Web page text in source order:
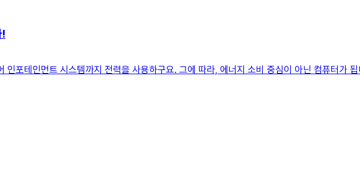
포테인먼트 시스템까지 전력을 사용하구요. 그에 따라, 에너지 소비 중심이 아닌 컴퓨터가